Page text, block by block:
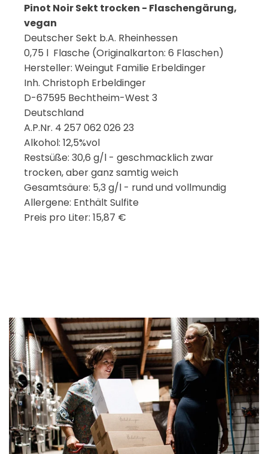
Pinot Noir Sekt trocken - Flaschengärung,
vegan
Deutscher Sekt b.A. Rheinhessen
0,75 l Flasche (Originalkarton: 6 Flaschen)
Hersteller: Weingut Familie Erbeldinger
Inh. Christoph Erbeldinger
D-67595 Bechtheim-West 3
Deutschland
A.P.Nr. 4 257 062 026 23
Alkohol: 12,5%vol
Restsüße: 30,6 g/l - geschmacklich zwar
trocken, aber ganz samtig weich
Gesamtsäure: 5,3 g/l - rund und vollmundig
Allergene: Enthält Sulfite
Preis pro Liter: 15,87 €